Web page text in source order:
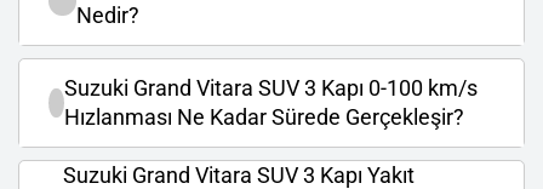
Nedir?
Suzuki Grand Vitara SUV 3 Kapı 0-100 km/s
Hızlanması Ne Kadar Sürede Gerçekleşir?
Suzuki Grand Vitara SUV 3 Kapı Yakıt